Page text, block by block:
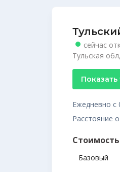
сейчас
Тульская
Ежедневно с
Расстояние
Базовый